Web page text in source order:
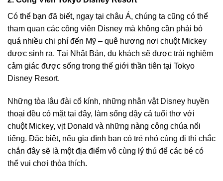
Có thể bạn đã biết, ngay tại châu Á, chúng ta cũng có thể
tham quan các công viên Disney mà không cần phải bỏ
quá nhiều chi phí đến Mỹ – quê hương nơi chuột Mickey
được sinh ra. Tại Nhật Bản, du khách sẽ được trải nghiệm
cảm giác được sống trong thế giới thần tiên tại Tokyo
Disney Resort.
Những tòa lâu đài cổ kính, những nhân vật Disney huyền
thoại đều có mặt tại đây, làm sống dậy cả tuổi thơ với
chuột Mickey, vịt Donald và những nàng công chúa nổi
tiếng. Đặc biệt, nếu gia đình bạn có trẻ nhỏ cùng đi thì chắc
chắn đây sẽ là một địa điểm vô cùng lý thú để các bé có
thể vui chơi thỏa thích.